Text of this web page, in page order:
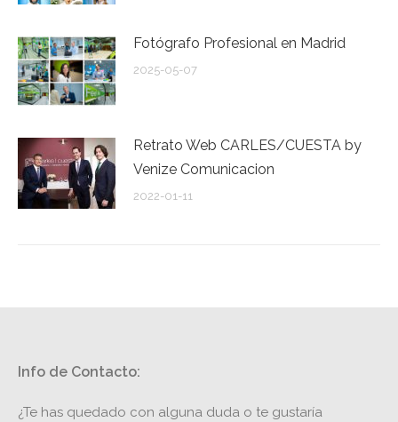
Fotógrafo Profesional en Madrid
2025-05-07
Retrato Web CARLES/CUESTA by
Venize Comunicacion
2022-01-11
Info de Contacto:
¿Te has quedado con alguna duda o te gustaría